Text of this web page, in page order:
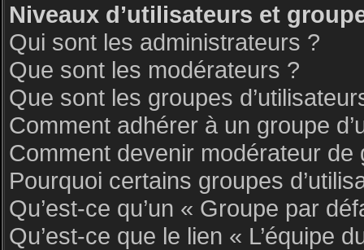
Niveaux d’utilisateurs et
Qui sont les administrateurs ?
Que sont les modérateurs ?
Que sont les groupes
Comment adhérer à un groupe
Comment devenir modérateur de
Pourquoi certains groupes
Qu’est-ce qu’un « Groupe par
Qu’est-ce que le lien « L’équipe